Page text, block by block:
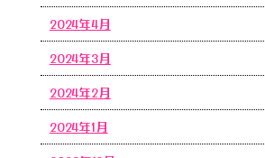
2024年4月
2024年3月
2024年2月
2024年1月